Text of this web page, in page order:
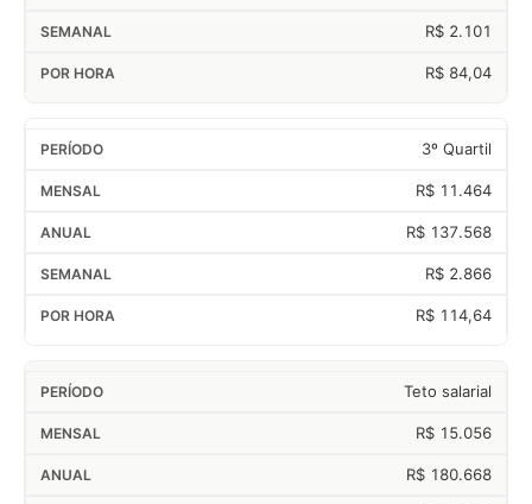
R$ 2.101
R$ 84,04
3º Quartil
R$ 11.464
R$ 137.568
R$ 2.866
R$ 114,64
Teto salarial
R$ 15.056
R$ 180.668